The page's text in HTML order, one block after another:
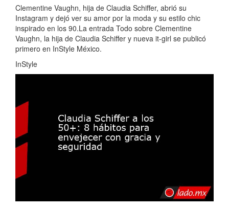
Clementine Vaughn, hija de Claudia Schiffer, abrió su
Instagram y dejó ver su amor por la moda y su estilo chic
inspirado en los 90.La entrada Todo sobre Clementine
Vaughn, la hija de Claudia Schiffer y nueva it-girl se publicó
primero en InStyle México.
InStyle